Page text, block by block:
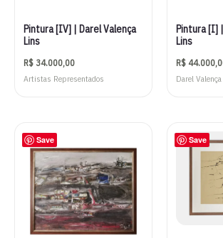
Pintura [IV] | Darel Valença
Lins
R$ 34.000,00
Artistas Representados
Pintura [I]
Lins
R$
Darel
Save Save